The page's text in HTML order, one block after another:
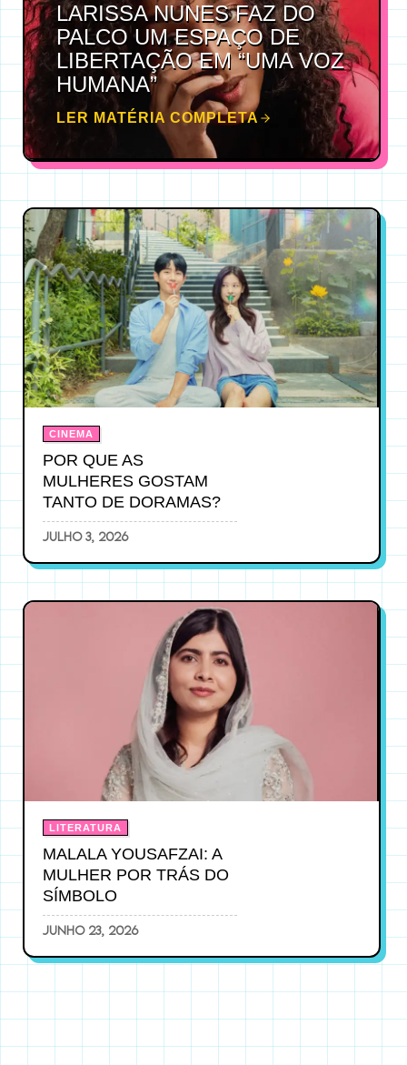
LARISSA NUNES FAZ DO
PALCO UM ESPAÇO DE
LIBERTAÇÃO EM “UMA VOZ
HUMANA”
LER MATÉRIA COMPLETA
CINEMA
POR QUE AS
MULHERES GOSTAM
TANTO DE DORAMAS?
julho 3, 2026
LITERATURA
MALALA YOUSAFZAI: A
MULHER POR TRÁS DO
SÍMBOLO
junho 23, 2026